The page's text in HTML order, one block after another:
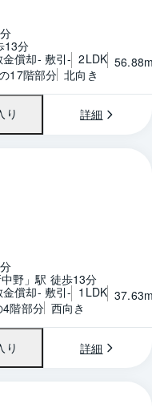
13分
金償却- 敷引- 2LDK
17階部分 北向き
り 詳細
間取り
野」駅 徒歩13分
金償却- 敷引- 1LDK
階部分 西向き
り 詳細
間取り